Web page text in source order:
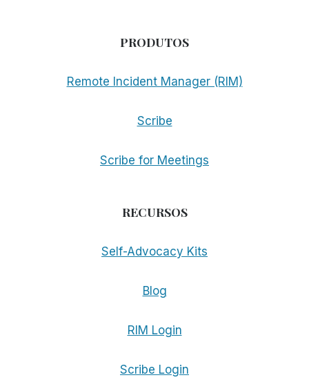
PRODUTOS
Remote Incident Manager (RIM)
Scribe
Scribe for Meetings
RECURSOS
Self-Advocacy Kits
Blog
RIM Login
Scribe Login